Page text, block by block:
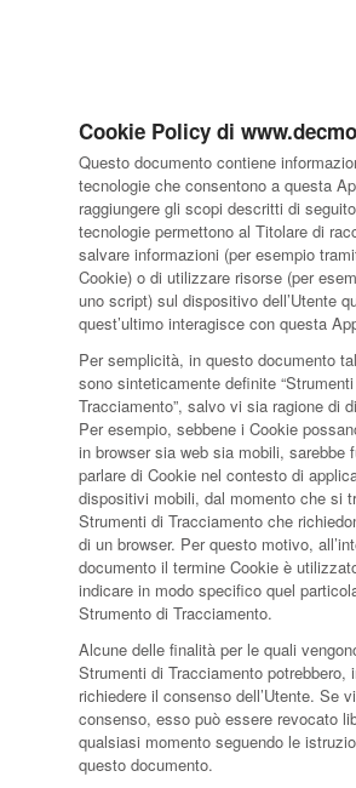
Cookie Policy di
Questo documento contiene
tecnologie che consentono a questa
raggiungere gli scopi descritti di
tecnologie permettono al Titolare di
salvare informazioni (per esempio
Cookie) o di utilizzare risorse (per
uno script) sul dispositivo dell’Utente
quest’ultimo interagisce con questa
Per semplicità, in questo documento
sono sinteticamente definite
Tracciamento”, salvo vi sia ragione di
Per esempio, sebbene i Cookie
in browser sia web sia mobili, sarebbe
parlare di Cookie nel contesto di
dispositivi mobili, dal momento che si
Strumenti di Tracciamento che
di un browser. Per questo motivo,
documento il termine Cookie è
indicare in modo specifico quel
Strumento di Tracciamento.
Alcune delle finalità per le quali
Strumenti di Tracciamento potrebbero,
richiedere il consenso dell’Utente. Se
consenso, esso può essere revocato
qualsiasi momento seguendo le
questo documento.